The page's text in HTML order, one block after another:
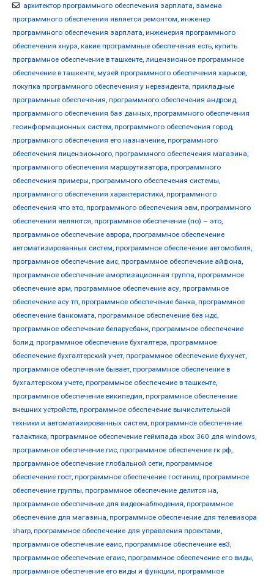
архитектор программного обеспечения зарплата, замена
программного обеспечения является ремонтом, инженер
программного обеспечения зарплата, инженерия программного
обеспечения хнурэ, какие программные обеспечения есть, купить
программное обеспечение в ташкенте, лицензионное программное
обеспечение в ташкенте, музей программного обеспечения харьков,
покупка программного обеспечения у нерезидента, прикладные
программные обеспечения, программного обеспечения андроид,
программного обеспечения баз данных, программного обеспечения
геоинформационных систем, программного обеспечения город,
программного обеспечения его назначение, программного
обеспечения лицензионного, программного обеспечения магазина,
программного обеспечения маршрутизатора, программного
обеспечения примеры, программного обеспечения системы,
программного обеспечения характеристики, программного
обеспечения что это, программного обеспечения эвм, программного
обеспечения являются, программное обеспечение (по) – это,
программное обеспечение аврора, программное обеспечение
автоматизированных систем, программное обеспечение автомобиля,
программное обеспечение аис, программное обеспечение айфона,
программное обеспечение амортизационная группа, программное
обеспечение арм, программное обеспечение асу, программное
обеспечение асу тп, программное обеспечение банка, программное
обеспечение банкомата, программное обеспечение без ндс,
программное обеспечение беларусбанк, программное обеспечение
болид, программное обеспечение бухгалтера, программное
обеспечение бухгалтерский учет, программное обеспечение бухучет,
программное обеспечение бывает, программное обеспечение в
бухгалтерском учете, программное обеспечение в ташкенте,
программное обеспечение википедия, программное обеспечение
внешних устройств, программное обеспечение вычислительной
техники и автоматизированных систем, программное обеспечение
галактика, программное обеспечение геймпада xbox 360 для windows,
программное обеспечение гис, программное обеспечение гк рф,
программное обеспечение глобальной сети, программное
обеспечение гост, программное обеспечение гостиниц, программное
обеспечение группы, программное обеспечение делится на,
программное обеспечение для видеонаблюдения, программное
обеспечение для магазина, программное обеспечение для телевизора
sharp, программное обеспечение для управления проектами,
программное обеспечение еаис, программное обеспечение ев3,
программное обеспечение егаис, программное обеспечение его виды,
программное обеспечение его виды и функции, программное